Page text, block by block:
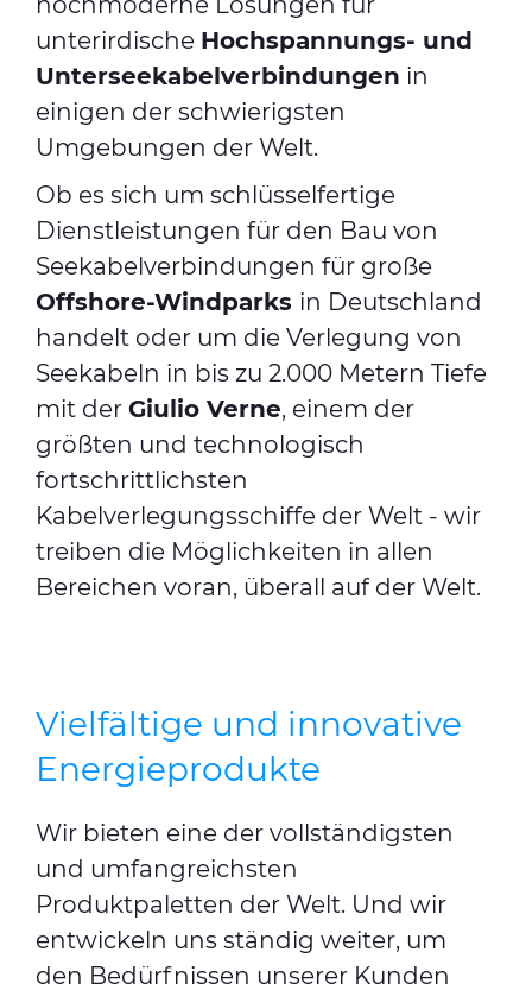
unterirdische Hochspannungs- und
Unterseekabelverbindungen in
einigen der schwierigsten
Umgebungen der Welt.
Ob es sich um schlüsselfertige
Dienstleistungen für den Bau von
Seekabelverbindungen für große
Offshore-Windparks in Deutschland
handelt oder um die Verlegung von
Seekabeln in bis zu 2.000 Metern Tiefe
mit der Giulio Verne, einem der
größten und technologisch
fortschrittlichsten
Kabelverlegungsschiffe der Welt - wir
treiben die Möglichkeiten in allen
Bereichen voran, überall auf der Welt.
Vielfältige und innovative
Energieprodukte
Wir bieten eine der vollständigsten
und umfangreichsten
Produktpaletten der Welt. Und wir
entwickeln uns ständig weiter, um
den Bedürfnissen unserer Kunden